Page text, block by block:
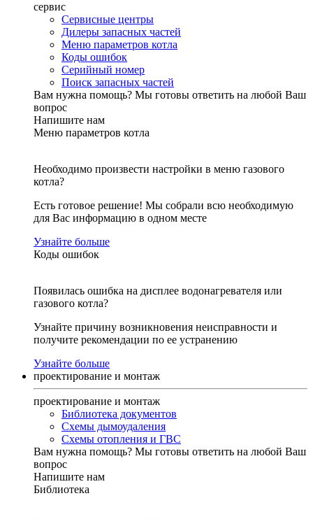
сервис
Сервисные центры
Дилеры запасных частей
Меню параметров котла
Коды ошибок
Серийный номер
Поиск запасных частей
Вам нужна помощь? Мы готовы ответить на любой Ваш
вопрос
Напишите нам
Меню параметров котла
Необходимо произвести настройки в меню газового
котла?
Есть готовое решение! Мы собрали всю необходимую
для Вас информацию в одном месте
Узнайте больше
Коды ошибок
Появилась ошибка на дисплее водонагревателя или
газового котла?
Узнайте причину возникновения неисправности и
получите рекомендации по ее устранению
Узнайте больше
проектирование и монтаж
проектирование и монтаж
Библиотека документов
Схемы дымоудаления
Схемы отопления и ГВС
Вам нужна помощь? Мы готовы ответить на любой Ваш
вопрос
Напишите нам
Библиотека